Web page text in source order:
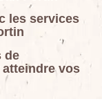
les services
de
atteindre vos